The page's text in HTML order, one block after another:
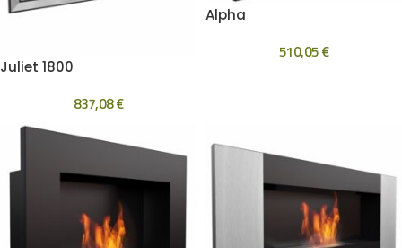
Juliet 1800
837,08€
Alpha
510,05€